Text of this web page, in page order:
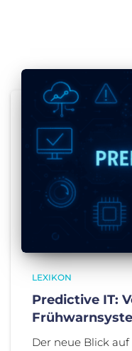
LEXIKON
Predictive IT:
Der neue Blick